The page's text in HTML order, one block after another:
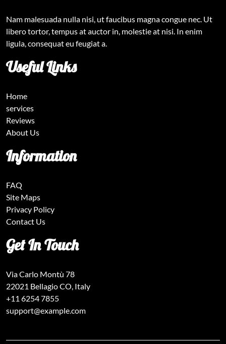
Nam malesuada nulla nisi, ut faucibus magna congue nec. Ut
libero tortor, tempus at auctor in, molestie at nisi. In enim
ligula, consequat eu feugiat a.
Useful Links
Home
services
Reviews
About Us
Information
FAQ
Site Maps
Privacy Policy
Contact Us
Get In Touch
Via Carlo Montù 78
22021 Bellagio CO, Italy
+11 6254 7855
support@example.com